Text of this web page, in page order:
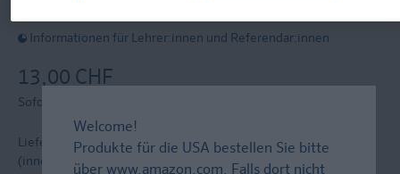
Informationen für Lehrer:innen und Referendar:innen
13,00 CHF
Sofort lieferbar
Lieferung bei Online-Bestellwert ab € 9,95versandkostenfrei!
(innerh. Deutschlands)
Welcome!
Produkte für die USA bestellen Sie bitte
über www.amazon.com. Falls dort nicht